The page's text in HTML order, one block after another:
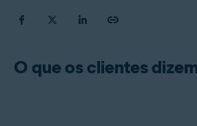
O que os clientes